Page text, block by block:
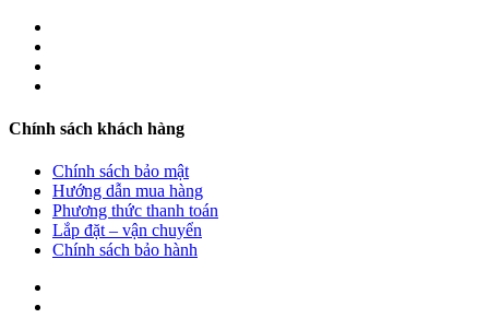
Chính sách khách hàng
Chính sách bảo mật
Hướng dẫn mua hàng
Phương thức thanh toán
Lắp đặt – vận chuyển
Chính sách bảo hành